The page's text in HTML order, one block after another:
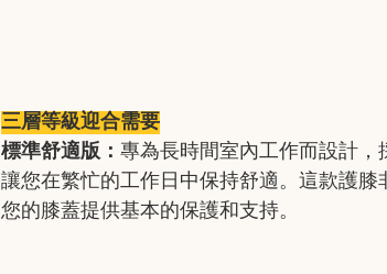
三層等級迎合需要
標準舒適版： 專為長時間室內工作而設計，
讓您在繁忙的工作日中保持舒適。這款護
您的膝蓋提供基本的保護和支持。